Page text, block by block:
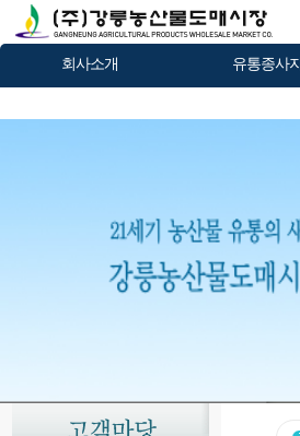
회사소개 유통종사